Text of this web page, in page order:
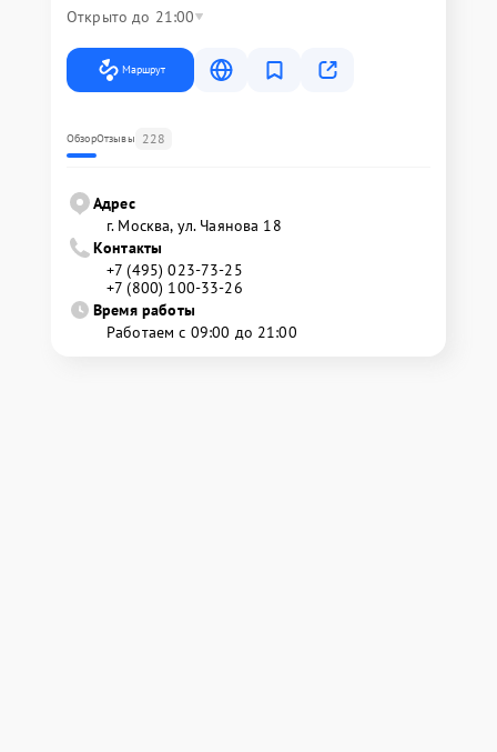
Открыто до 21:00
Маршрут
ОбзорОтзывы 228
Адрес
г. Москва, ул. Чаянова 18
Контакты
+7 (495) 023-73-25
+7 (800) 100-33-26
Время работы
Работаем с 09:00 до 21:00